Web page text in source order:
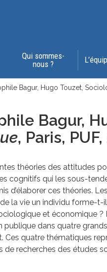
Qui sommes-
nous ?
Bagur, Hugo Touzet,
Bagur,
, Paris, PUF,
théories des attitudes
cognitifs qui les sous-
d’élaborer ces théories.
la vie un individu forme-
et économique
publique dans quatre
Ces quatre thématiques
recherches des études